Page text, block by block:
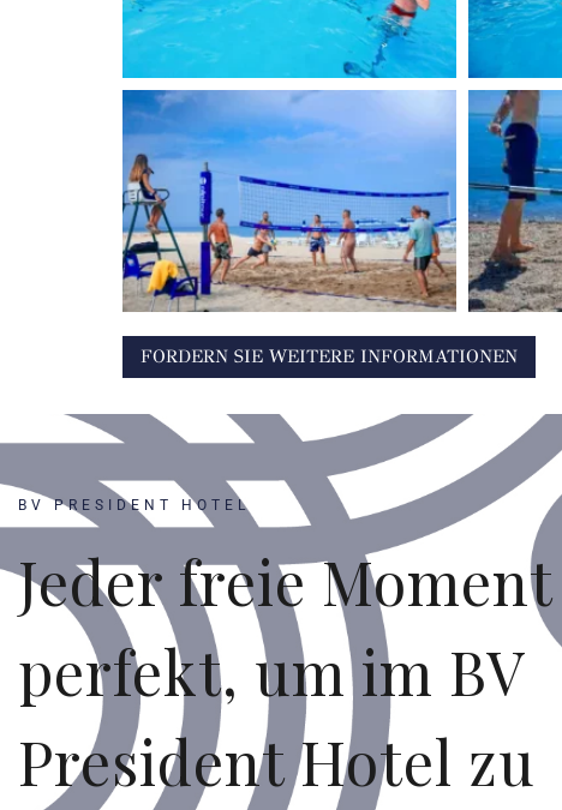
FORDERN SIE WEITERE INFORMATIONEN
BV PRESIDENT HOTEL
Jeder freie
perfekt, um im BV
President Hotel zu